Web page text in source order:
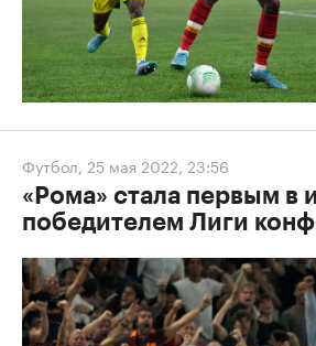
Футбол, 25 мая 2022, 23:56
«Рома» стала первым в
победителем Лиги